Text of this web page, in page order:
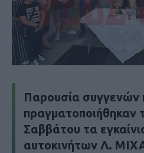
Παρουσία συγγενών
πραγματοποιήθηκαν
Σαββάτου τα
αυτοκινήτων Λ.